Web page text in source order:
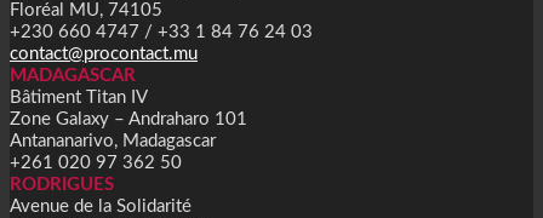
Floréal MU, 74105
+230 660 4747 / +33 1 84 76 24 03
contact@procontact.mu
MADAGASCAR
Bâtiment Titan IV
Zone Galaxy – Andraharo 101
Antananarivo, Madagascar
+261 020 97 362 50
RODRIGUES
Avenue de la Solidarité